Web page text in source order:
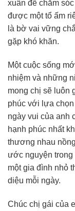
xuân để chăm
được một tổ ấm
là bờ vai vững
gặp khó khăn.
Một cuộc sống
nhiệm và những
mong chị sẽ luôn
phúc với lựa
ngày vui của anh
hạnh phúc nhất
thương nhau
ước nguyện trong
một gia đình nhỏ
diệu mỗi ngày.
Chúc chị gái của